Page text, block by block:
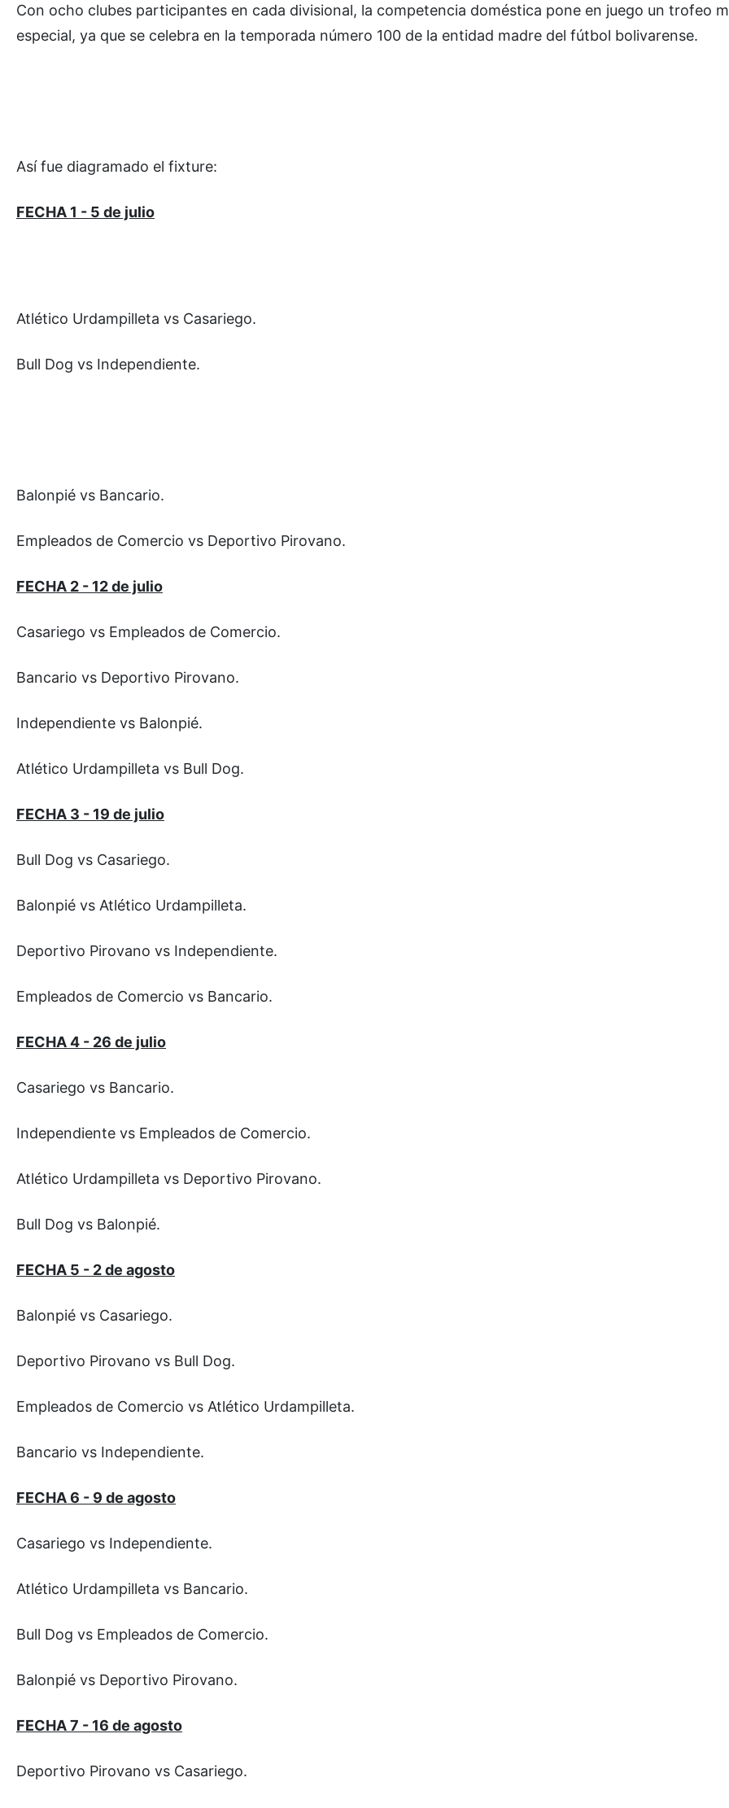
Con ocho clubes participantes en cada divisional, la competencia doméstica pone en juego un trofeo
especial, ya que se celebra en la temporada número 100 de la entidad madre del fútbol bolivarense.
Así fue diagramado el fixture:
FECHA 1 - 5 de julio
Atlético Urdampilleta vs Casariego.
Bull Dog vs Independiente.
Balonpié vs Bancario.
Empleados de Comercio vs Deportivo Pirovano.
FECHA 2 - 12 de julio
Casariego vs Empleados de Comercio.
Bancario vs Deportivo Pirovano.
Independiente vs Balonpié.
Atlético Urdampilleta vs Bull Dog.
FECHA 3 - 19 de julio
Bull Dog vs Casariego.
Balonpié vs Atlético Urdampilleta.
Deportivo Pirovano vs Independiente.
Empleados de Comercio vs Bancario.
FECHA 4 - 26 de julio
Casariego vs Bancario.
Independiente vs Empleados de Comercio.
Atlético Urdampilleta vs Deportivo Pirovano.
Bull Dog vs Balonpié.
FECHA 5 - 2 de agosto
Balonpié vs Casariego.
Deportivo Pirovano vs Bull Dog.
Empleados de Comercio vs Atlético Urdampilleta.
Bancario vs Independiente.
FECHA 6 - 9 de agosto
Casariego vs Independiente.
Atlético Urdampilleta vs Bancario.
Bull Dog vs Empleados de Comercio.
Balonpié vs Deportivo Pirovano.
FECHA 7 - 16 de agosto
Deportivo Pirovano vs Casariego.